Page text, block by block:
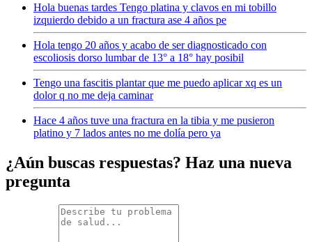
Hola buenas tardes Tengo platina y clavos en mi tobillo
izquierdo debido a un fractura ase 4 años pe
Hola tengo 20 años y acabo de ser diagnosticado con
escoliosis dorso lumbar de 13° a 18° hay posibil
Tengo una fascitis plantar que me puedo aplicar xq es un
dolor q no me deja caminar
Hace 4 años tuve una fractura en la tibia y me pusieron
platino y 7 lados antes no me dolía pero ya
¿Aún buscas respuestas? Haz una nueva
pregunta